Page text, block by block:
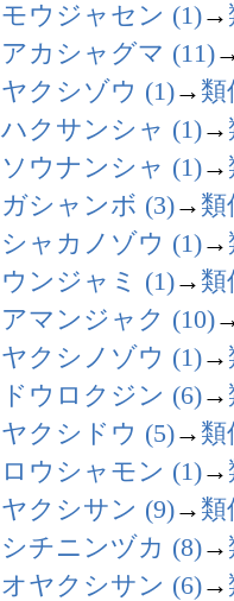
モウジャセン (1)→
アカシャグマ (11)
ヤクシゾウ (1)→ 類
ハクサンシャ (1)→
ソウナンシャ (1)→
ガシャンボ (3)→ 類
シャカノゾウ (1)→
ウンジャミ (1)→ 類
アマンジャク (10)
ヤクシノゾウ (1)→
ドウロクジン (6)→
ヤクシドウ (5)→ 類
ロウシャモン (1)→
ヤクシサン (9)→ 類
シチニンヅカ (8)→
オヤクシサン (6)→